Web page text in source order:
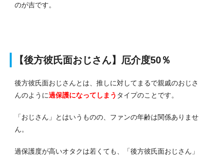
のが吉です。
【後方彼氏面おじさん】厄介度50％
後方彼氏面おじさんとは、推しに対してまるで親戚のおじさ
んのように過保護になってしまう タイプのことです。
「おじさん」とはいうものの、ファンの年齢は関係ありませ
ん。
過保護度が高いオタクは若くても、「後方彼氏面おじさん」